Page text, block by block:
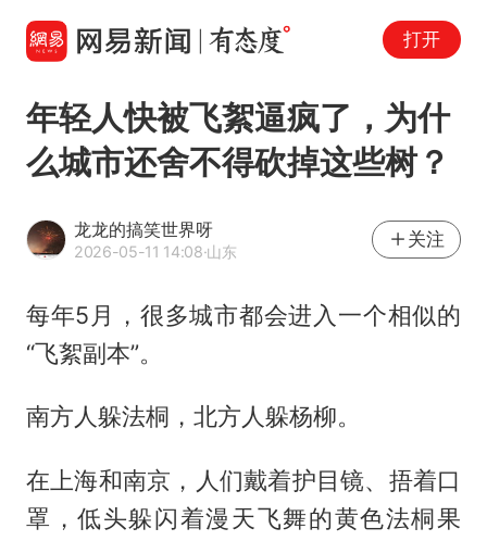
打开
年轻人快被飞絮逼疯了，为什
么城市还舍不得砍掉这些树？
龙龙的搞笑世界呀
2026-05-11 14:08·山东
关注
每年5月，很多城市都会进入一个相似的
“飞絮副本”。
南方人躲法桐，北方人躲杨柳。
在上海和南京，人们戴着护目镜、捂着口
罩，低头躲闪着漫天飞舞的黄色法桐果